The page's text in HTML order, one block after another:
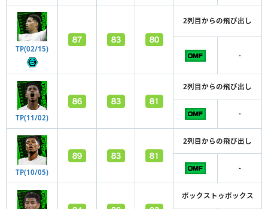
TP(02/15)
2列目からの飛び出し
-
TP(11/02)
2列目からの飛び出し
-
TP(10/05)
2列目からの飛び出し
-
ボックストゥボックス